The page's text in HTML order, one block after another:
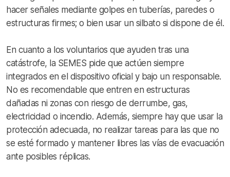
hacer señales mediante golpes en tuberías, paredes o
estructuras firmes; o bien usar un silbato si dispone de él.
En cuanto a los voluntarios que ayuden tras una
catástrofe, la SEMES pide que actúen siempre
integrados en el dispositivo oficial y bajo un responsable.
No es recomendable que entren en estructuras
dañadas ni zonas con riesgo de derrumbe, gas,
electricidad o incendio. Además, siempre hay que usar la
protección adecuada, no realizar tareas para las que no
se esté formado y mantener libres las vías de evacuación
ante posibles réplicas.